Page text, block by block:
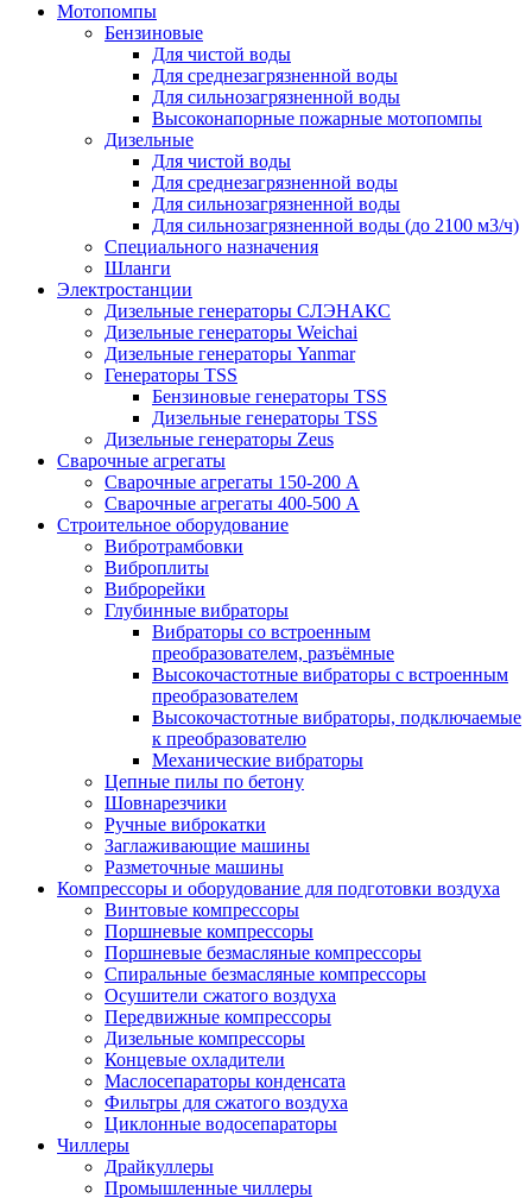
Мотопомпы
Бензиновые
Для чистой воды
Для среднезагрязненной воды
Для сильнозагрязненной воды
Высоконапорные пожарные мотопомпы
Дизельные
Для чистой воды
Для среднезагрязненной воды
Для сильнозагрязненной воды
Для сильнозагрязненной воды (до 2100 м3/ч)
Специального назначения
Шланги
Электростанции
Дизельные генераторы СЛЭНАКС
Дизельные генераторы Weichai
Дизельные генераторы Yanmar
Генераторы TSS
Бензиновые генераторы TSS
Дизельные генераторы TSS
Дизельные генераторы Zeus
Сварочные агрегаты
Сварочные агрегаты 150-200 А
Сварочные агрегаты 400-500 А
Строительное оборудование
Вибротрамбовки
Виброплиты
Виброрейки
Глубинные вибраторы
Вибраторы со встроенным
преобразователем, разъёмные
Высокочастотные вибраторы с встроенным
преобразователем
Высокочастотные вибраторы, подключаемые
к преобразователю
Механические вибраторы
Цепные пилы по бетону
Шовнарезчики
Ручные виброкатки
Заглаживающие машины
Разметочные машины
Компрессоры и оборудование для подготовки воздуха
Винтовые компрессоры
Поршневые компрессоры
Поршневые безмасляные компрессоры
Спиральные безмасляные компрессоры
Осушители сжатого воздуха
Передвижные компрессоры
Дизельные компрессоры
Концевые охладители
Маслосепараторы конденсата
Фильтры для сжатого воздуха
Циклонные водосепараторы
Чиллеры
Драйкуллеры
Промышленные чиллеры